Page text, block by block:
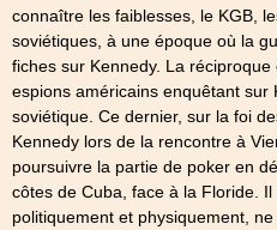
connaître les faiblesses, le KGB,
soviétiques, à une époque où la
fiches sur Kennedy. La
espions américains enquêtant sur
soviétique. Ce dernier, sur la foi
Kennedy lors de la rencontre à
poursuivre la partie de poker en
côtes de Cuba, face à la Floride.
politiquement et physiquement,